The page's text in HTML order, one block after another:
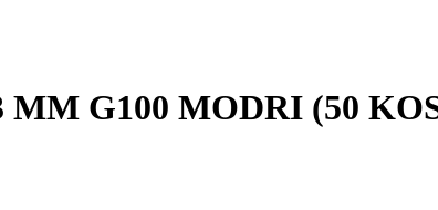
MM G100 MODRI (50